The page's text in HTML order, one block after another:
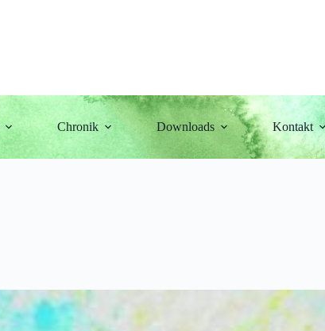
Chronik Downloads Kontakt